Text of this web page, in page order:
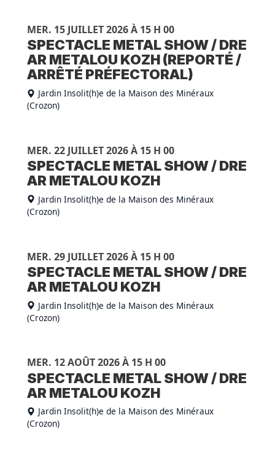
MER. 15 JUILLET 2026 À 15 H 00
SPECTACLE METAL SHOW / DRE
AR METALOU KOZH (REPORTÉ /
ARRÊTÉ PRÉFECTORAL)
Jardin Insolit(h)e de la Maison des Minéraux
(Crozon)
MER. 22 JUILLET 2026 À 15 H 00
SPECTACLE METAL SHOW / DRE
AR METALOU KOZH
Jardin Insolit(h)e de la Maison des Minéraux
(Crozon)
MER. 29 JUILLET 2026 À 15 H 00
SPECTACLE METAL SHOW / DRE
AR METALOU KOZH
Jardin Insolit(h)e de la Maison des Minéraux
(Crozon)
MER. 12 AOÛT 2026 À 15 H 00
SPECTACLE METAL SHOW / DRE
AR METALOU KOZH
Jardin Insolit(h)e de la Maison des Minéraux
(Crozon)